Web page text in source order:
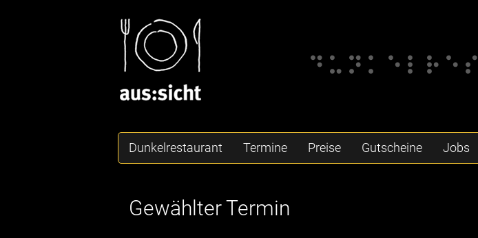
Dunkelrestaurant Termine Preise Gutscheine Jobs
Gewählter Termin